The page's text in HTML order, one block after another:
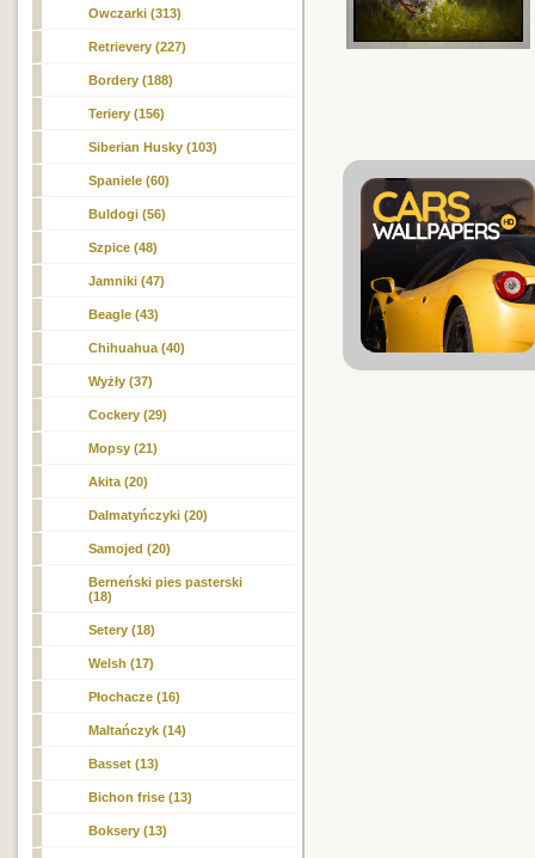
Owczarki (313)
Retrievery (227)
Bordery (188)
Teriery (156)
Siberian Husky (103)
Spaniele (60)
Buldogi (56)
Szpice (48)
Jamniki (47)
Beagle (43)
Chihuahua (40)
Wyżły (37)
Cockery (29)
Mopsy (21)
Akita (20)
Dalmatyńczyki (20)
Samojed (20)
Berneński pies pasterski
(18)
Setery (18)
Welsh (17)
Płochacze (16)
Maltańczyk (14)
Basset (13)
Bichon frise (13)
Boksery (13)